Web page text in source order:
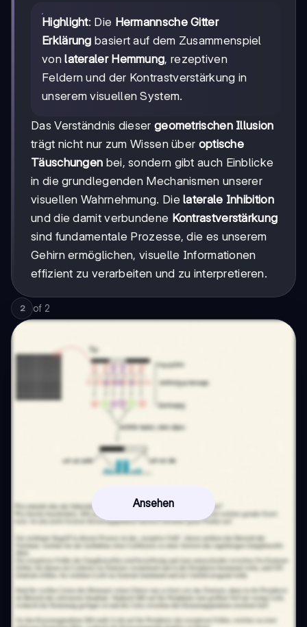
Highlight: Die Hermannsche Gitter
Erklärung basiert auf dem Zusammenspiel
vonlateraler Hemmung, rezeptiven
Feldern und der Kontrastverstärkung in
unserem visuellen System.
Das Verständnis dieser geometrischen Illusion
trägt nicht nur zum Wissen über optische
Täuschungen bei, sondern gibt auch Einblicke
in die grundlegenden Mechanismen unserer
visuellen Wahrnehmung. Dielaterale Inhibition
und die damit verbundene Kontrastverstärkung
sind fundamentale Prozesse, die es unserem
Gehirn ermöglichen, visuelle Informationen
effizient zu verarbeiten und zu interpretieren.
2 of 2
Ansehen